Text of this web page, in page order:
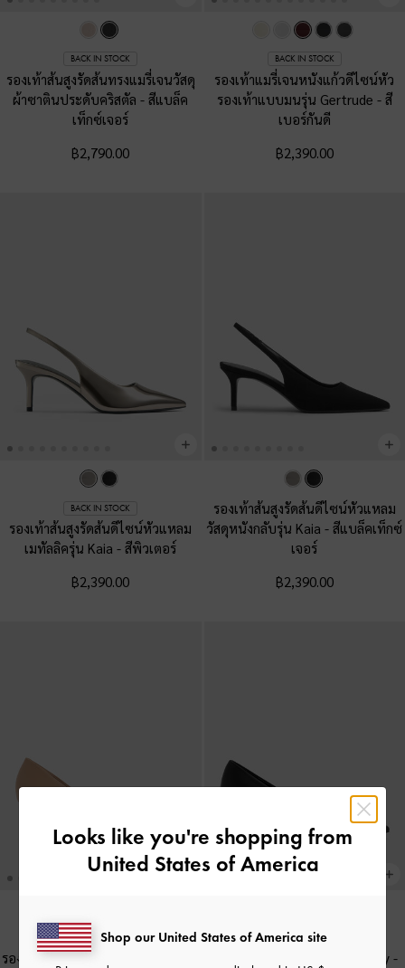
BACK IN STOCK
รองเท้าส้นสูงรัดส้นทรงแมรี่เจนวัสดุ
ผ้าซาตินประดับคริสตัล-สีแบล็ค
เท็กซ์เจอร์
฿2,790.00
BACK IN STOCK
รองเท้าแมรี่เจนหนังแก้วดีไซน์หัว
รองเท้าแบบมนรุ่น Gertrude - สี
เบอร์กันดี
฿2,390.00
BACK IN STOCK
รองเท้าส้นสูงรัดส้นดีไซน์หัวแหลม
เมทัลลิครุ่น Kaia-สีพิวเตอร์
฿2,390.00
รองเท้าส้นสูงรัดส้นดีไซน์หัวแหลม
วัสดุหนังกลับรุ่น Kaia-สีแบล็คเท็กซ์
เจอร์
฿2,390.00
BACK IN STOCK
รองเท้าปิดส้นหัวแหลมรุ่น Emmy
BACK IN STOCK
รองเท้าปิดส้นหัวแหลมรุ่น Emmy-
Looks like you're shopping from
United States of America
Shop our United States of America site